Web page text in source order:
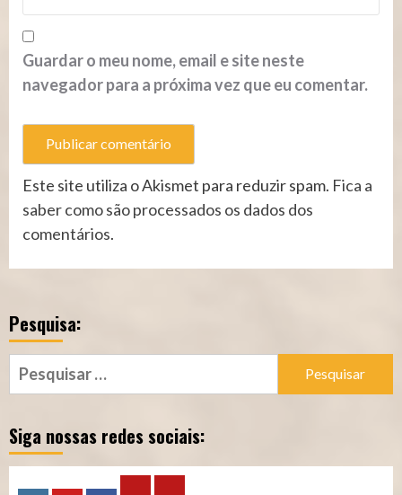
Guardar o meu nome, email e site neste
navegador para a próxima vez que eu comentar.
Este site utiliza o Akismet para reduzir spam. Fica a
saber como são processados os dados dos
comentários.
Pesquisa:
Pesquisar
por:
Siga nossas redes sociais: